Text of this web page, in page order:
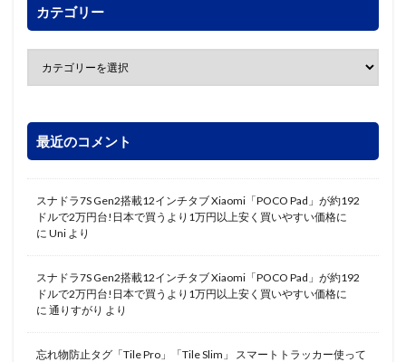
カテゴリー
最近のコメント
スナドラ7S Gen2搭載12インチタブ Xiaomi「POCO Pad」が約192
ドルで2万円台!日本で買うより1万円以上安く買いやすい価格に
に Uni より
スナドラ7S Gen2搭載12インチタブ Xiaomi「POCO Pad」が約192
ドルで2万円台!日本で買うより1万円以上安く買いやすい価格に
に 通りすがり より
忘れ物防止タグ「Tile Pro」「Tile Slim」 スマートトラッカー使って